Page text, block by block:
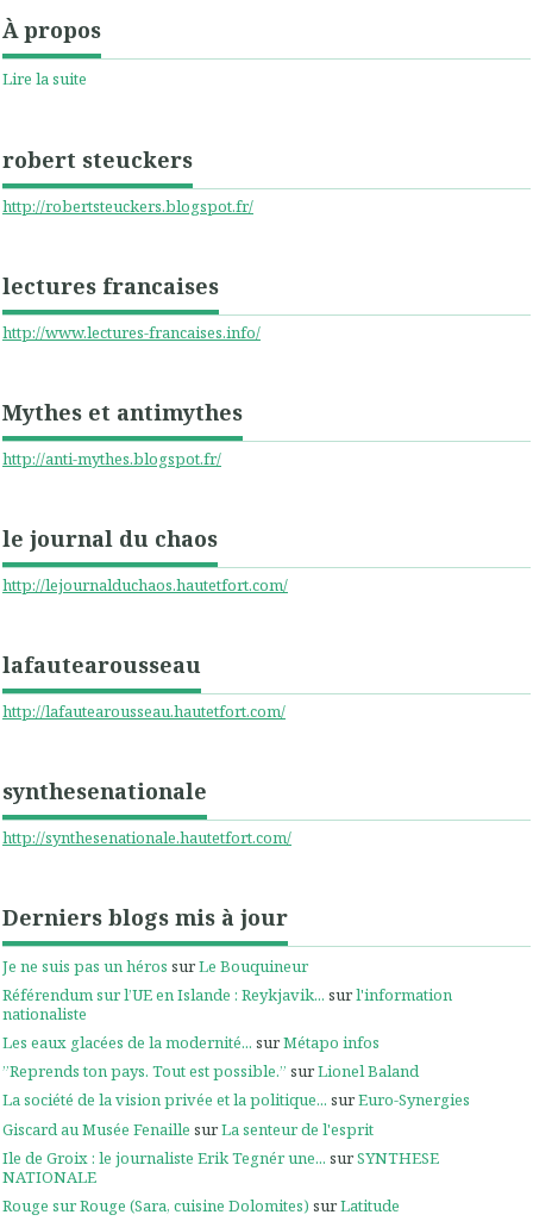
À propos
Lire la suite
robert steuckers
http://robertsteuckers.blogspot.fr/
lectures francaises
http://www.lectures-francaises.info/
Mythes et antimythes
http://anti-mythes.blogspot.fr/
le journal du chaos
http://lejournalduchaos.hautetfort.com/
lafautearousseau
http://lafautearousseau.hautetfort.com/
synthesenationale
http://synthesenationale.hautetfort.com/
Derniers blogs mis à jour
Je ne suis pas un héros surLe Bouquineur
Référendum sur l’UE en Islande : Reykjavik... surl'information
nationaliste
Les eaux glacées de la modernité... surMétapo infos
”Reprends ton pays. Tout est possible.” surLionel Baland
La société de la vision privée et la politique... surEuro-Synergies
Giscard au Musée Fenaille surLa senteur de l'esprit
Ile de Groix : le journaliste Erik Tegnér une... surSYNTHESE
NATIONALE
Rouge sur Rouge (Sara, cuisine Dolomites) surLatitude